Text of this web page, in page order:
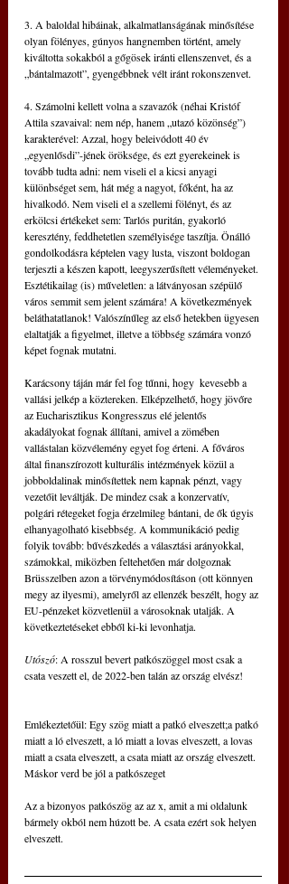
3. A baloldal hibáinak, alkalmatlanságának minősítése
olyan fölényes, gúnyos hangnemben történt, amely
kiváltotta sokakból a gőgösek iránti ellenszenvet, és a
„bántalmazott”, gyengébbnek vélt iránt rokonszenvet.
4. Számolni kellett volna a szavazók (néhai Kristóf
Attila szavaival: nem nép, hanem „utazó közönség”)
karakterével: Azzal, hogy beleivódott 40 év
„egyenlősdi”-jének öröksége, és ezt gyerekeinek is
tovább tudta adni: nem viseli el a kicsi anyagi
különbséget sem, hát még a nagyot, főként, ha az
hivalkodó. Nem viseli el a szellemi fölényt, és az
erkölcsi értékeket sem: Tarlós puritán, gyakorló
keresztény, feddhetetlen személyisége taszítja. Önálló
gondolkodásra képtelen vagy lusta, viszont boldogan
terjeszti a készen kapott, leegyszerűsített véleményeket.
Esztétikailag (is) műveletlen: a látványosan szépülő
város semmit sem jelent számára! A következmények
beláthatatlanok! Valószínűleg az első hetekben ügyesen
elaltatják a figyelmet, illetve a többség számára vonzó
képet fognak mutatni.
Karácsony táján már fel fog tűnni, hogy  kevesebb a
vallási jelkép a köztereken. Elképzelhető, hogy jövőre
az Eucharisztikus Kongresszus elé jelentős
akadályokat fognak állítani, amivel a zömében
vallástalan közvélemény egyet fog érteni. A főváros
által finanszírozott kulturális intézmények közül a
jobboldalinak minősítettek nem kapnak pénzt, vagy
vezetőit leváltják. De mindez csak a konzervatív,
polgári rétegeket fogja érzelmileg bántani, de ők úgyis
elhanyagolható kisebbség. A kommunikáció pedig
folyik tovább: bűvészkedés a választási arányokkal,
számokkal, miközben feltehetően már dolgoznak
Brüsszelben azon a törvénymódosításon (ott könnyen
megy az ilyesmi), amelyről az ellenzék beszélt, hogy az
EU-pénzeket közvetlenül a városoknak utalják. A
következtetéseket ebből ki-ki levonhatja.
Utószó: A rosszul bevert patkószöggel most csak a
csata veszett el, de 2022-ben talán az ország elvész!
Emlékeztetőül: Egy szög miatt a patkó elveszett;a patkó
miatt a ló elveszett, a ló miatt a lovas elveszett, a lovas
miatt a csata elveszett, a csata miatt az ország elveszett.
Máskor verd be jól a patkószeget
Az a bizonyos patkószög az az x, amit a mi oldalunk
bármely okból nem húzott be. A csata ezért sok helyen
elveszett.